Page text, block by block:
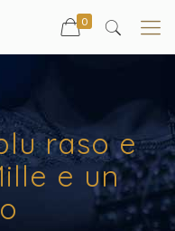
0
raso e
e un